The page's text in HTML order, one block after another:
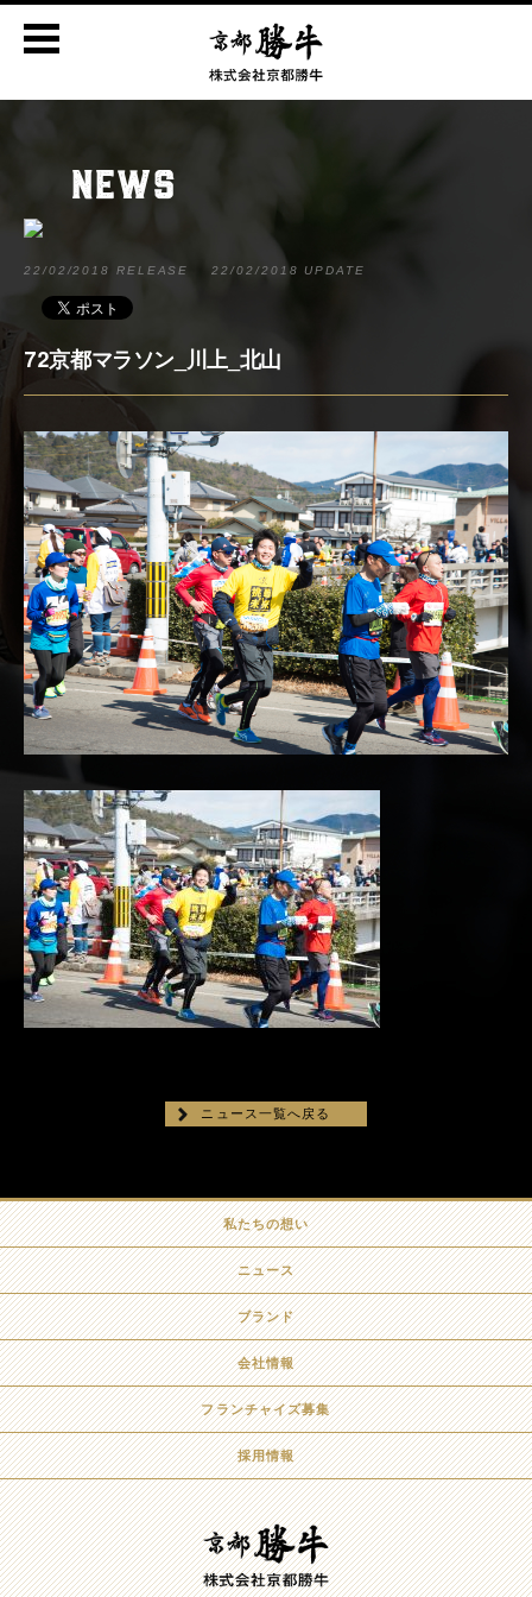
NEWS
22/02/2018 RELEASE 22/02/2018 UPDATE
72京都マラソン_川上_北山
ニュース一覧へ戻る
私たちの想い
ニュース
ブランド
会社情報
フランチャイズ募集
採用情報